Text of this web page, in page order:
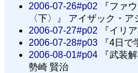
2006-07-26#p02 『ファ
〈下〉』 アイザック・ア
2006-07-27#p02 『イリ
2006-07-28#p03 『4日で
2006-08-01#p04 『武装
勢崎 賢治